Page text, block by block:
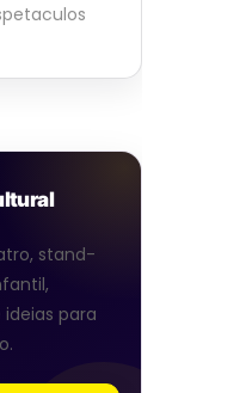
stand-
para